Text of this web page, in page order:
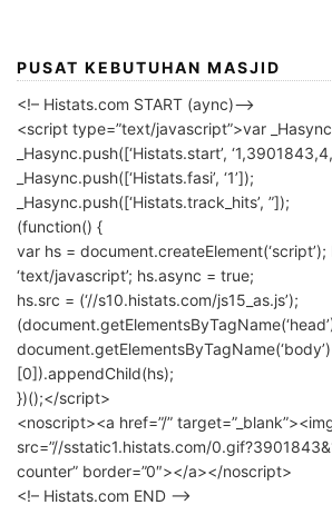
PUSAT KEBUTUHAN MASJID
<!– Histats.com START (aync)–>
<script type=”text/javascript”>var
_Hasync.push([‘Histats.start’,
_Hasync.push([‘Histats.fasi’, ‘1’]);
_Hasync.push([‘Histats.track_hits’, ”]);
(function() {
var hs =
‘text/javascript’; hs.async = true;
hs.src = (‘//s10.histats.com/js15_as.js’);
document.getElementsByTagName(‘body’)
[0]).appendChild(hs);
})();</script>
<noscript><a href=”/”
src=”//sstatic1.histats.com/
counter” border=”0″></a></noscript>
<!– Histats.com END –>